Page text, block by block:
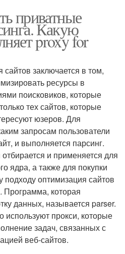
приватные
Какую
proxy for
заключается в том,
ресурсы в
поисковиков, которые
тех сайтов, которые
юзеров. Для
запросам пользователи
и выполняется парсинг.
и применяется для
ядра, а также для покупки
подходу оптимизация сайтов
Программа, которая
данных, называется parser.
прокси, которые
задач, связанных с
веб-сайтов.